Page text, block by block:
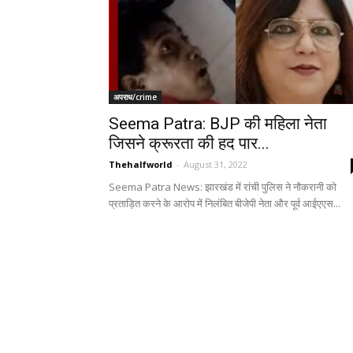
अपराध/crime
Seema Patra: BJP की महिला नेता
जिसने क्रूरता की हद पार...
Thehalfworld - August 31, 2022
Seema Patra News: झारखंड में रांची पुलिस ने नौकरानी को
प्रताड़ित करने के आरोप में निलंबित बीजेपी नेता और पूर्व आईएएस...